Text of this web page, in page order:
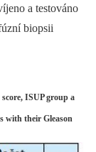
a testováno
biopsii
ISUP group a
with their Gleason